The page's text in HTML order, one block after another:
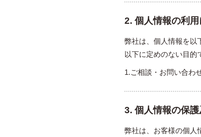
2. 個人情報の利
弊社は、個人情報を以
以下に定めのない目的
1.ご相談・お問い合わ
3. 個人情報の保
弊社は、お客様の個人